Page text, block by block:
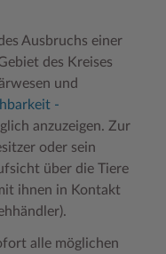
Ausbruchs einer
des Kreises
und
-
anzuzeigen. Zur
oder sein
über die Tiere
ihnen in Kontakt
alle möglichen